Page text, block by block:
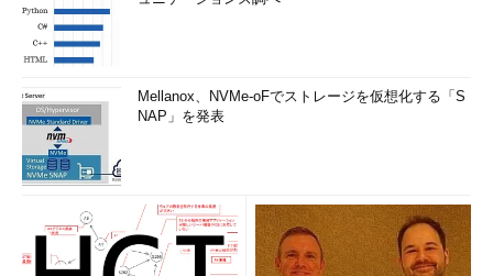
Mellanox、NVMe-oFでストレージを仮想化する「S
NAP」を発表